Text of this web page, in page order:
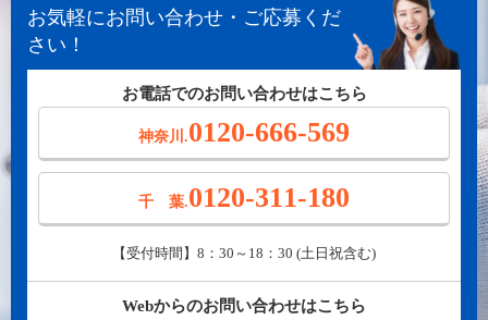
お気軽にお問い合わせ・ご応募くだ
さい！
お電話でのお問い合わせはこちら
神奈川.0120-666-569
千 葉.0120-311-180
【受付時間】8：30～18：30 (土日祝含む)
Webからのお問い合わせはこちら